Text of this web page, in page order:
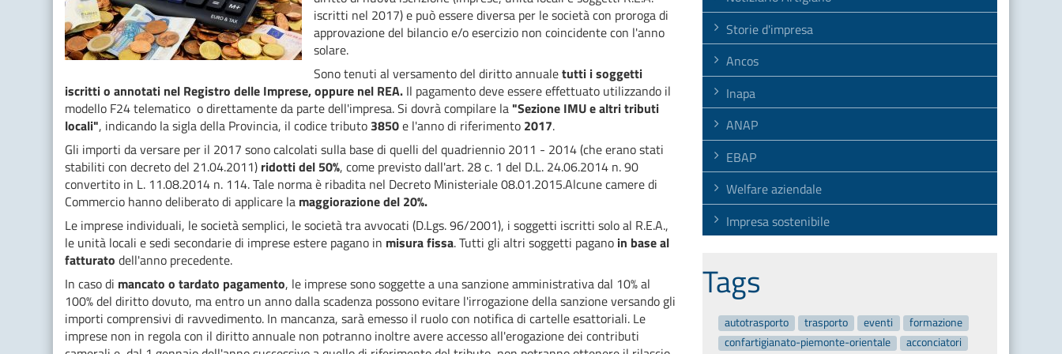
iscritti nel 2017) e può essere diversa per le società con proroga di
approvazione del bilancio e/o esercizio non coincidente con l'anno
solare.
Sono tenuti al versamento del diritto annualetutti i soggetti
iscritti o annotati nel Registro delle Imprese, oppure nel REA. Il pagamento deve essere effettuato utilizzando il
modello F24 telematico o direttamente da parte dell'impresa. Si dovrà compilare la "Sezione IMU e altri tributi
locali", indicando la sigla della Provincia, il codice tributo 3850e l'anno di riferimento 2017.
Gli importi da versare per il 2017 sono calcolati sulla base di quelli del quadriennio 2011 - 2014 (che erano stati
stabiliti con decreto del 21.04.2011) ridotti del 50%, come previsto dall'art. 28 c. 1 del D.L. 24.06.2014 n. 90
convertito in L. 11.08.2014 n. 114. Tale norma è ribadita nel Decreto Ministeriale 08.01.2015.Alcune camere di
Commercio hanno deliberato di applicare la maggiorazione del 20%.
Le imprese individuali, le società semplici, le società tra avvocati (D.Lgs. 96/2001), i soggetti iscritti solo al R.E.A.,
le unità locali e sedi secondarie di imprese estere pagano in misura fissa. Tutti gli altri soggetti pagano in base al
fatturato dell'anno precedente.
In caso di mancato o tardato pagamento, le imprese sono soggette a una sanzione amministrativa dal 10% al
100% del diritto dovuto, ma entro un anno dalla scadenza possono evitare l'irrogazione della sanzione versando gli
importi comprensivi di ravvedimento. In mancanza, sarà emesso il ruolo con notifica di cartelle esattoriali. Le
imprese non in regola con il diritto annuale non potranno inoltre avere accesso all'erogazione dei contributi
Storie d'impresa
Ancos
Inapa
ANAP
EBAP
Welfare aziendale
Impresa sostenibile
Tags
autotrasporto trasporto eventi
formazione
confartigianato-piemonte-orientale
acconciatori